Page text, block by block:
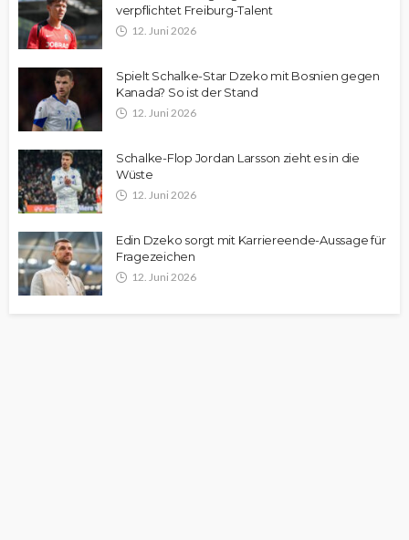
verpflichtet Freiburg-Talent
12. Juni 2026
Spielt Schalke-Star Dzeko mit Bosnien gegen
Kanada? So ist der Stand
12. Juni 2026
Schalke-Flop Jordan Larsson zieht es in die
Wüste
12. Juni 2026
Edin Dzeko sorgt mit Karriereende-Aussage für
Fragezeichen
12. Juni 2026